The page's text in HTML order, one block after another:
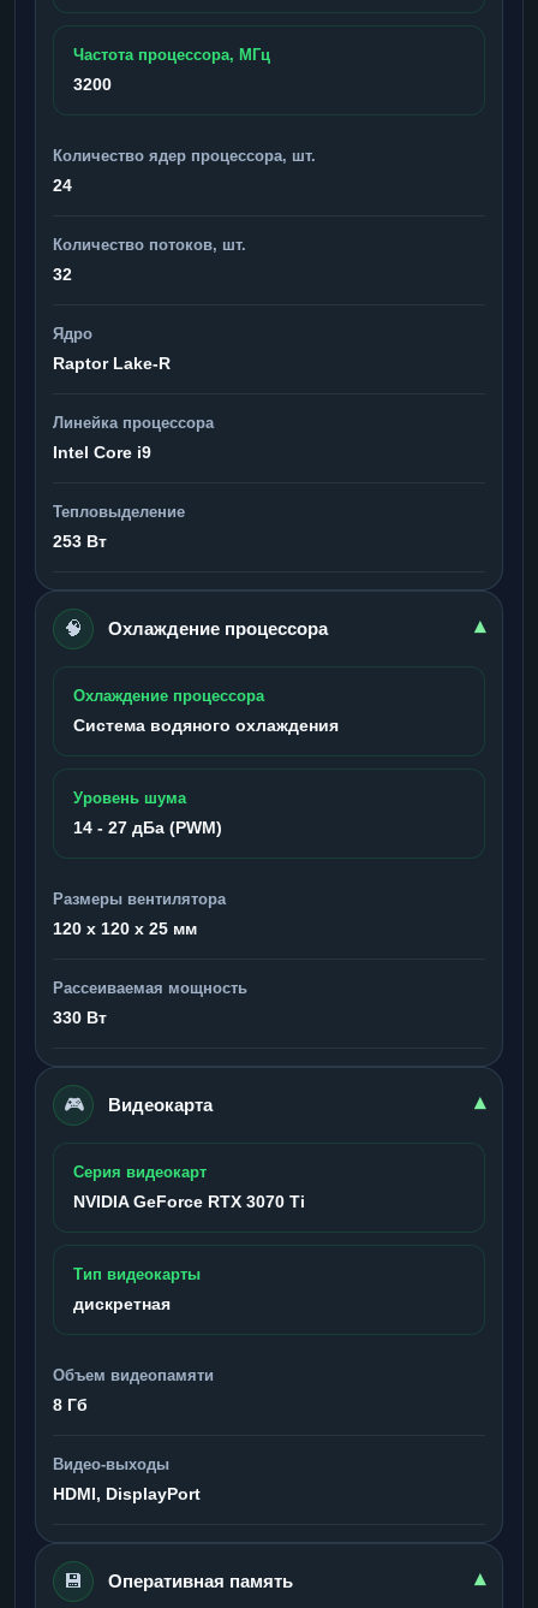
Частота процессора, МГц
3200
Количество ядер процессора, шт.
24
Количество потоков, шт.
32
Ядро
Raptor Lake-R
Линейка процессора
Intel Core i9
Тепловыделение
253 Вт
🧠 Охлаждение процессора ▾
Охлаждение процессора
Система водяного охлаждения
Уровень шума
14 - 27 дБа (PWM)
Размеры вентилятора
120 x 120 x 25 мм
Рассеиваемая мощность
330 Вт
🎮 Видеокарта ▾
Серия видеокарт
NVIDIA GeForce RTX 3070 Ti
Тип видеокарты
дискретная
Объем видеопамяти
8 Гб
Видео-выходы
HDMI, DisplayPort
💾 Оперативная память ▾